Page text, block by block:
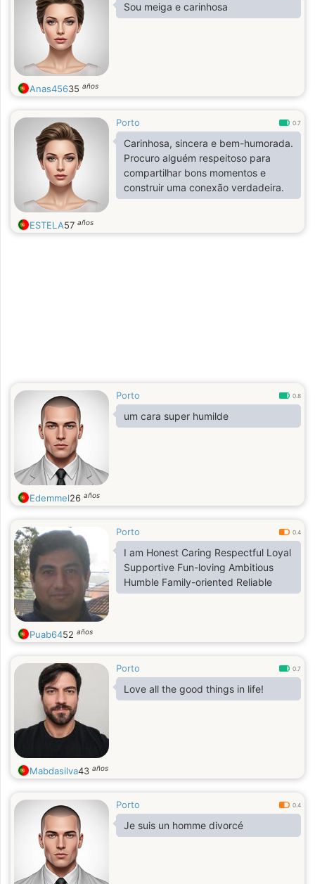
Sou meiga e carinhosa
Anas45635 años
Porto 0.7
Carinhosa, sincera e bem-humorada.
Procuro alguém respeitoso para
compartilhar bons momentos e
construir uma conexão verdadeira.
ESTELA57 años
Porto 0.8
um cara super humilde
Edemmel26 años
Porto 0.4
I am Honest Caring Respectful Loyal
Supportive Fun-loving Ambitious
Humble Family-oriented Reliable
Puab6452 años
Porto 0.7
Love all the good things in life!
Mabdasilva43 años
Porto 0.4
Je suis un homme divorcé